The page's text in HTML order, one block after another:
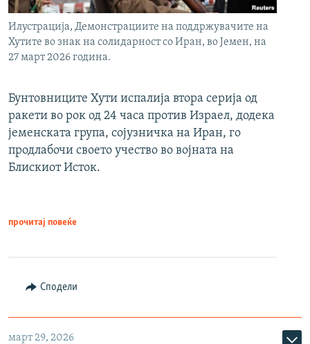
Илустрација, Демонстрациите на поддржувачите на
Хутите во знак на солидарност со Иран, во Јемен, на
27 март 2026 година.
Бунтовниците Хути испалија втора серија од
ракети во рок од 24 часа против Израел, додека
јеменската група, сојузничка на Иран, го
продлабочи своето учество во војната на
Блискиот Исток.
прочитај повеќе
Сподели
март 29, 2026